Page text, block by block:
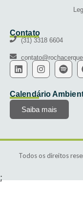
Contato
(31) 3318 6604
Calendário
Saiba mais
Todos os direitos
;